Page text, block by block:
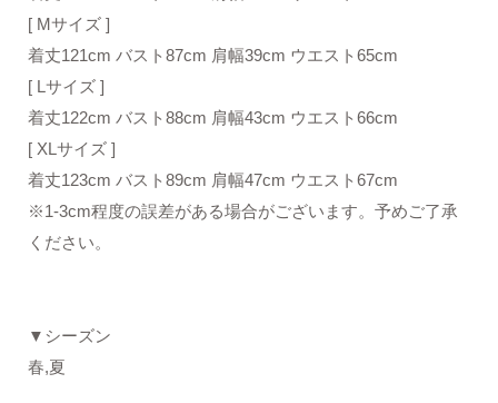
[ Mサイズ ]
着丈121cm バスト87cm 肩幅39cm ウエスト65cm
[ Lサイズ ]
着丈122cm バスト88cm 肩幅43cm ウエスト66cm
[ XLサイズ ]
着丈123cm バスト89cm 肩幅47cm ウエスト67cm
※1-3cm程度の誤差がある場合がございます。予めご了承
ください。
▼シーズン
春,夏